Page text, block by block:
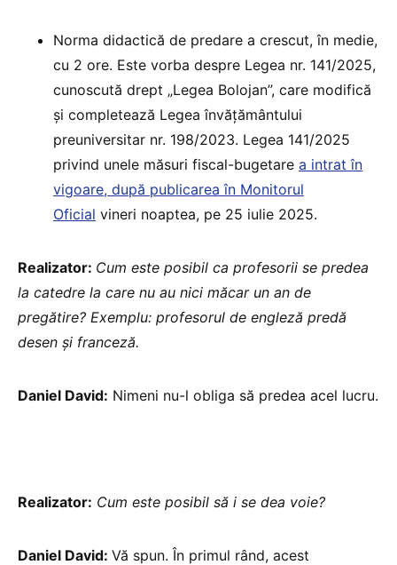
Norma didactică de predare a crescut, în medie,
cu 2 ore. Este vorba despre Legea nr. 141/2025,
cunoscută drept „Legea Bolojan”, care modifică
și completează Legea învățământului
preuniversitar nr. 198/2023. Legea 141/2025
privind unele măsuri fiscal-bugetare a intrat în
vigoare, după publicarea în Monitorul
Oficial vineri noaptea, pe 25 iulie 2025.
Realizator: Cum este posibil ca profesorii se predea
la catedre la care nu au nici măcar un an de
pregătire? Exemplu: profesorul de engleză predă
desen și franceză.
Daniel David: Nimeni nu-l obliga să predea acel lucru.
Realizator: Cum este posibil să i se dea voie?
Daniel David: Vă spun. În primul rând, acest